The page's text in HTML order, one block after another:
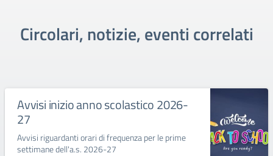
Circolari, notizie, eventi correlati
Avvisi inizio anno scolastico 2026-
27
Avvisi riguardanti orari di frequenza per le prime
settimane dell'a.s. 2026-27